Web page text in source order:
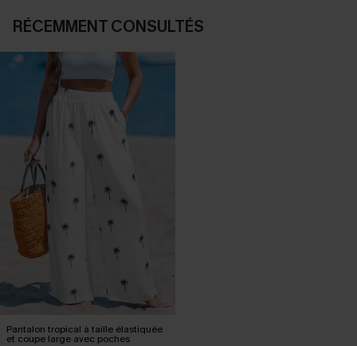
RÉCEMMENT CONSULTÉS
Pantalon tropical à taille élastiquée
et coupe large avec poches